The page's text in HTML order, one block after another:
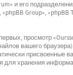
и его
«phpBB Group»,
просмотр
вашего
присвоенные
для хранения